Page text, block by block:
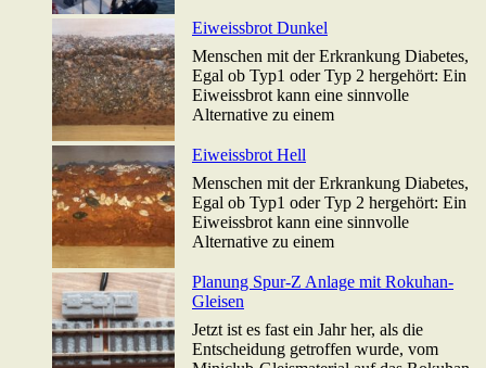
Eiweissbrot Dunkel
Menschen mit der Erkrankung Diabetes,
Egal ob Typ1 oder Typ 2 hergehört: Ein
Eiweissbrot kann eine sinnvolle
Alternative zu einem
Eiweissbrot Hell
Menschen mit der Erkrankung Diabetes,
Egal ob Typ1 oder Typ 2 hergehört: Ein
Eiweissbrot kann eine sinnvolle
Alternative zu einem
Planung Spur-Z Anlage mit Rokuhan-
Gleisen
Jetzt ist es fast ein Jahr her, als die
Entscheidung getroffen wurde, vom